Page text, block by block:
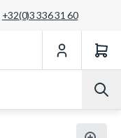
+32(0)3 336 31 60